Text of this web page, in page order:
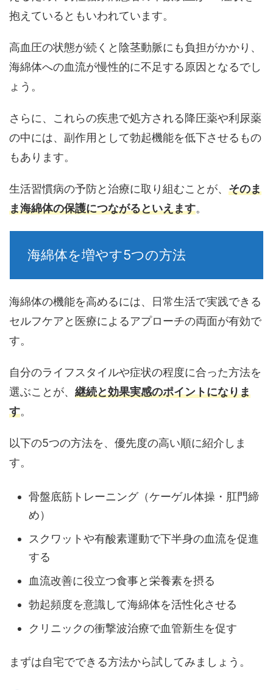
抱えている ともいわれています。
高血圧の状態が続くと陰茎動脈にも負担がかかり、
海綿体への血流が慢性的に不足する原因となるでし
ょう。
さらに、これらの疾患で処方される降圧薬や利尿薬
の中には、副作用として勃起機能を低下させるもの
もあります。
生活習慣病の予防と治療に取り組むことが、 そのま
ま海綿体の保護につながるといえます。
海綿体を増やす5つの方法
海綿体の機能を高めるには、日常生活で実践できる
セルフケアと医療によるアプローチの両面が有効で
す。
自分のライフスタイルや症状の程度に合った方法を
選ぶことが、 継続と効果実感のポイントになりま
す。
以下の5つの方法を、優先度の高い順に紹介しま
す。
骨盤底筋トレーニング（ケーゲル体操・肛門締
め）
スクワットや有酸素運動で下半身の血流を促進
する
血流改善に役立つ食事と栄養素を摂る
勃起頻度を意識して海綿体を活性化させる
クリニックの衝撃波治療で血管新生を促す
まずは自宅でできる方法から試してみましょう。